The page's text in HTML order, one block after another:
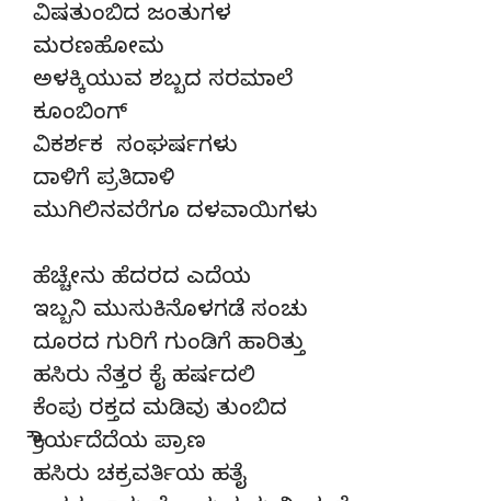
ವಿಷತುಂಬಿದ ಜಂತುಗಳ
ಮರಣಹೋಮ
ಅಳಕ್ಕಿಯುವ ಶಬ್ಬದ ಸರಮಾಲೆ
ಕೂಂಬಿಂಗ್
ವಿಕರ್ಶಕ ಸಂಘರ್ಷಗಳು
ದಾಳಿಗೆ ಪ್ರತಿದಾಳಿ
ಮುಗಿಲಿನವರೆಗೂ ದಳವಾಯಿಗಳು
ಹೆಚ್ಚೇನು ಹೆದರದ ಎದೆಯ
ಇಬ್ಬನಿ ಮುಸುಕಿನೊಳಗಡೆ ಸಂಚು
ದೂರದ ಗುರಿಗೆ ಗುಂಡಿಗೆ ಹಾರಿತ್ತು
ಹಸಿರು ನೆತ್ತರ ಕೈ ಹರ್ಷದಲಿ
ಕೆಂಪು ರಕ್ತದ ಮಡಿವು ತುಂಬಿದ
ಕ್ರೌರ್ಯದೆದೆಯ ಪ್ರಾಣ
ಹಸಿರು ಚಕ್ರವರ್ತಿಯ ಹತೈ